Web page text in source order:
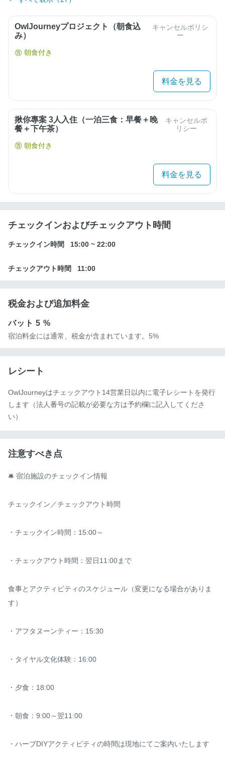
OwlJourneyプロジェクト（朝食込
み）
キャンセルポリシ
ー
朝食付き
料金を見る
揪你專案 3人入住（一泊三食：早餐＋晚
餐＋下午茶）
キャンセルポ
リシー
朝食付き
料金を見る
チェックインおよびチェックアウト時間
チェックイン時間 15:00 ~ 22:00
チェックアウト時間 11:00
税金および追加料金
バット5 %
宿泊料金には通常、税金が含まれています。5%
レシート
OwlJourneyはチェックアウト14営業日以内に電子レシートを発行
します（法人番号の記載が必要な方は予約欄に記入してくださ
い）
注意すべき点
🛎️ 宿泊施設のチェックイン情報
チェックイン／チェックアウト時間
・チェックイン時間：15:00～
・チェックアウト時間：翌日11:00まで
食事とアクティビティのスケジュール（変更になる場合がありま
す）
・アフタヌーンティー：15:30
・タイヤル文化体験：16:00
・夕食：18:00
・朝食：9:00～翌11:00
・ハーブDIYアクティビティの時間は現地にてご案内いたします